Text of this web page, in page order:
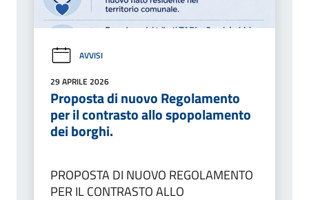
AVVISI
29 APRILE 2026
Proposta di nuovo Regolamento
per il contrasto allo spopolamento
dei borghi.
PROPOSTA DI NUOVO REGOLAMENTO
PER IL CONTRASTO ALLO